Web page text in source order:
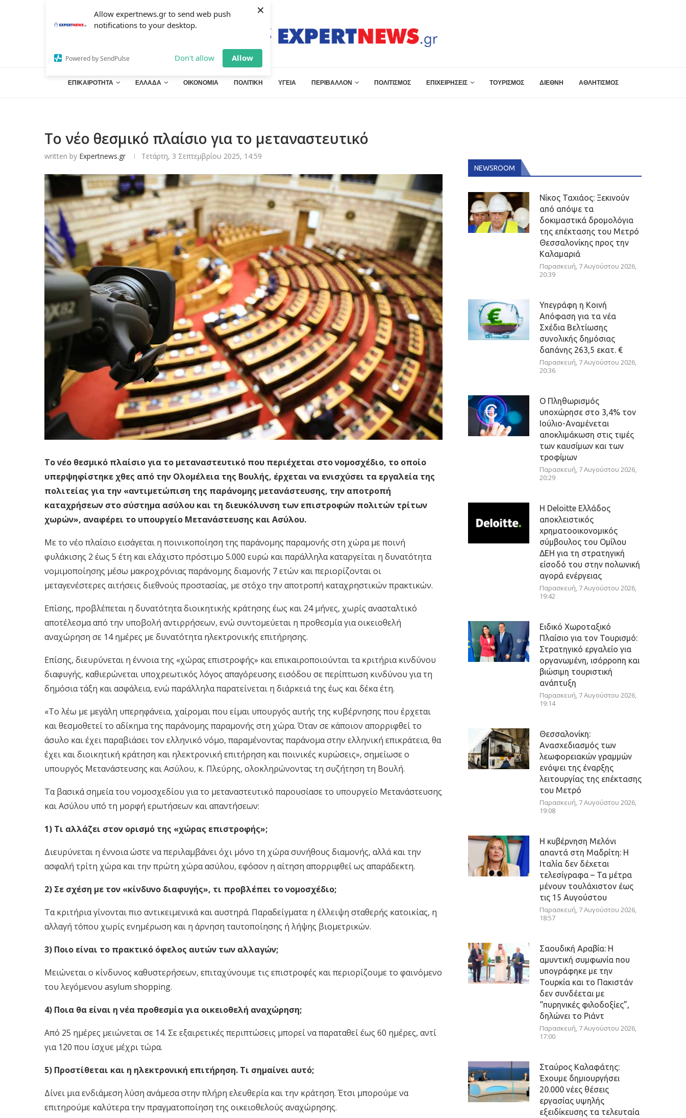
Allow expertnews.gr to send web push
notifications to your desktop.
Powered by SendPulse Don't allow Allow
×
ΕΠΙΚΑΙΡΟΤΗΤΑ ΕΛΛΑΔΑ ΟΙΚΟΝΟΜΙΑ ΠΟΛΙΤΙΚΗ ΥΓΕΙΑ ΠΕΡΙΒΑΛΛΟΝ ΠΟΛΙΤΙΣΜΟΣ ΕΠΙΧΕΙΡΗΣΕΙΣ ΤΟΥΡΙΣΜΟΣ ΔΙΕΘΝΗ ΑΘΛΗΤΙΣΜΟΣ
Το νέο θεσμικό πλαίσιο για το μεταναστευτικό
written by Expertnews.gr Τετάρτη, 3 Σεπτεμβρίου 2025, 14:59
Το νέο θεσμικό πλαίσιο για το μεταναστευτικό που περιέχεται στο νομοσχέδιο, το οποίο
υπερψηφίστηκε χθες από την Ολομέλεια της Βουλής, έρχεται να ενισχύσει τα εργαλεία της
πολιτείας για την «αντιμετώπιση της παράνομης μετανάστευσης, την αποτροπή
καταχρήσεων στο σύστημα ασύλου και τη διευκόλυνση των επιστροφών πολιτών τρίτων
χωρών», αναφέρει το υπουργείο Μετανάστευσης και Ασύλου.
Με το νέο πλαίσιο εισάγεται η ποινικοποίηση της παράνομης παραμονής στη χώρα με ποινή
φυλάκισης 2 έως 5 έτη και ελάχιστο πρόστιμο 5.000 ευρώ και παράλληλα καταργείται η δυνατότητα
νομιμοποίησης μέσω μακροχρόνιας παράνομης διαμονής 7 ετών και περιορίζονται οι
μεταγενέστερες αιτήσεις διεθνούς προστασίας, με στόχο την αποτροπή καταχρηστικών πρακτικών.
Επίσης, προβλέπεται η δυνατότητα διοικητικής κράτησης έως και 24 μήνες, χωρίς ανασταλτικό
αποτέλεσμα από την υποβολή αντιρρήσεων, ενώ συντομεύεται η προθεσμία για οικειοθελή
αναχώρηση σε 14 ημέρες με δυνατότητα ηλεκτρονικής επιτήρησης.
Επίσης, διευρύνεται η έννοια της «χώρας επιστροφής» και επικαιροποιούνται τα κριτήρια κινδύνου
διαφυγής, καθιερώνεται υποχρεωτικός λόγος απαγόρευσης εισόδου σε περίπτωση κινδύνου για τη
δημόσια τάξη και ασφάλεια, ενώ παράλληλα παρατείνεται η διάρκειά της έως και δέκα έτη.
«Το λέω με μεγάλη υπερηφάνεια, χαίρομαι που είμαι υπουργός αυτής της κυβέρνησης που έρχεται
και θεσμοθετεί το αδίκημα της παράνομης παραμονής στη χώρα. Όταν σε κάποιον απορριφθεί το
άσυλο και έχει παραβιάσει τον ελληνικό νόμο, παραμένοντας παράνομα στην ελληνική επικράτεια, θα
έχει και διοικητική κράτηση και ηλεκτρονική επιτήρηση και ποινικές κυρώσεις», σημείωσε ο
υπουργός Μετανάστευσης και Ασύλου, κ. Πλεύρης, ολοκληρώνοντας τη συζήτηση τη Βουλή.
Τα βασικά σημεία του νομοσχεδίου για το μεταναστευτικό παρουσίασε το υπουργείο Μετανάστευσης
και Ασύλου υπό τη μορφή ερωτήσεων και απαντήσεων:
1) Τι αλλάζει στον ορισμό της «χώρας επιστροφής»;
Διευρύνεται η έννοια ώστε να περιλαμβάνει όχι μόνο τη χώρα συνήθους διαμονής, αλλά και την
ασφαλή τρίτη χώρα και την πρώτη χώρα ασύλου, εφόσον η αίτηση απορριφθεί ως απαράδεκτη.
2) Σε σχέση με τον «κίνδυνο διαφυγής», τι προβλέπει το νομοσχέδιο;
Τα κριτήρια γίνονται πιο αντικειμενικά και αυστηρά. Παραδείγματα: η έλλειψη σταθερής κατοικίας, η
αλλαγή τόπου χωρίς ενημέρωση και η άρνηση ταυτοποίησης ή λήψης βιομετρικών.
3) Ποιο είναι το πρακτικό όφελος αυτών των αλλαγών;
Μειώνεται ο κίνδυνος καθυστερήσεων, επιταχύνουμε τις επιστροφές και περιορίζουμε το φαινόμενο
του λεγόμενου asylum shopping.
4) Ποια θα είναι η νέα προθεσμία για οικειοθελή αναχώρηση;
Από 25 ημέρες μειώνεται σε 14. Σε εξαιρετικές περιπτώσεις μπορεί να παραταθεί έως 60 ημέρες, αντί
για 120 που ίσχυε μέχρι τώρα.
5) Προστίθεται και η ηλεκτρονική επιτήρηση. Τι σημαίνει αυτό;
Δίνει μια ενδιάμεση λύση ανάμεσα στην πλήρη ελευθερία και την κράτηση. Έτσι μπορούμε να
επιτηρούμε καλύτερα την πραγματοποίηση της οικειοθελούς αναχώρησης.
NEWSROOM
Νίκος Ταχιάος: Ξεκινούν
από απόψε τα
δοκιμαστικά δρομολόγια
της επέκτασης του Μετρό
Θεσσαλονίκης προς την
Καλαμαριά
Παρασκευή, 7 Αυγούστου 2026,
20:39
Υπεγράφη η Κοινή
Απόφαση για τα νέα
Σχέδια Βελτίωσης
συνολικής δημόσιας
δαπάνης 263,5 εκατ. €
Παρασκευή, 7 Αυγούστου 2026,
20:36
Ο Πληθωρισμός
υποχώρησε στο 3,4% τον
Ιούλιο-Αναμένεται
αποκλιμάκωση στις τιμές
των καυσίμων και των
τροφίμων
Παρασκευή, 7 Αυγούστου 2026,
20:29
Η Deloitte Ελλάδος
αποκλειστικός
χρηματοοικονομικός
σύμβουλος του Ομίλου
ΔΕΗ για τη στρατηγική
είσοδό του στην πολωνική
αγορά ενέργειας
Παρασκευή, 7 Αυγούστου 2026,
19:42
Ειδικό Χωροταξικό
Πλαίσιο για τον Τουρισμό:
Στρατηγικό εργαλείο για
οργανωμένη, ισόρροπη και
βιώσιμη τουριστική
ανάπτυξη
Παρασκευή, 7 Αυγούστου 2026,
19:14
Θεσσαλονίκη:
Ανασχεδιασμός των
λεωφορειακών γραμμών
ενόψει της έναρξης
λειτουργίας της επέκτασης
του Μετρό
Παρασκευή, 7 Αυγούστου 2026,
19:08
Η κυβέρνηση Μελόνι
απαντά στη Μαδρίτη: Η
Ιταλία δεν δέχεται
τελεσίγραφα – Τα μέτρα
μένουν τουλάχιστον έως
τις 15 Αυγούστου
Παρασκευή, 7 Αυγούστου 2026,
18:57
Σαουδική Αραβία: Η
αμυντική συμφωνία που
υπογράφηκε με την
Τουρκία και το Πακιστάν
δεν συνδέεται με
“πυρηνικές φιλοδοξίες”,
δηλώνει το Ριάντ
Παρασκευή, 7 Αυγούστου 2026,
17:00
Σταύρος Καλαφάτης:
Έχουμε δημιουργήσει
20.000 νέες θέσεις
εργασίας υψηλής
εξειδίκευσης τα τελευταία